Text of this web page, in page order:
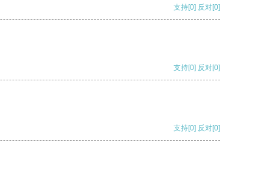
支持[0] 反对[0]
支持[0] 反对[0]
支持[0] 反对[0]